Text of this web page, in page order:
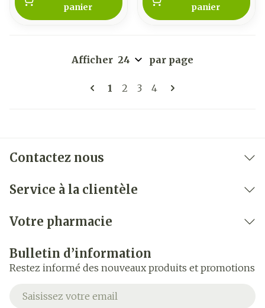
panier
panier
Pages
Vous lisez actuellement la
1 Page
2 Page
3 Page
4
Afficher par page
Contactez nous
Service à la clientèle
Votre pharmacie
Bulletin d’information
Restez informé des nouveaux produits et promotions
Adresse mail